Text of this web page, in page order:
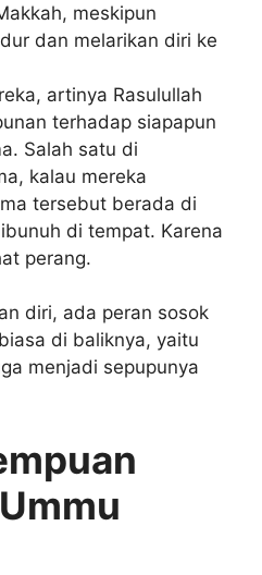
meskipun
dan melarikan diri ke
artinya Rasulullah
terhadap siapapun
Salah satu di
kalau mereka
tersebut berada di
di tempat. Karena
perang.
diri, ada peran sosok
di baliknya, yaitu
menjadi sepupunya